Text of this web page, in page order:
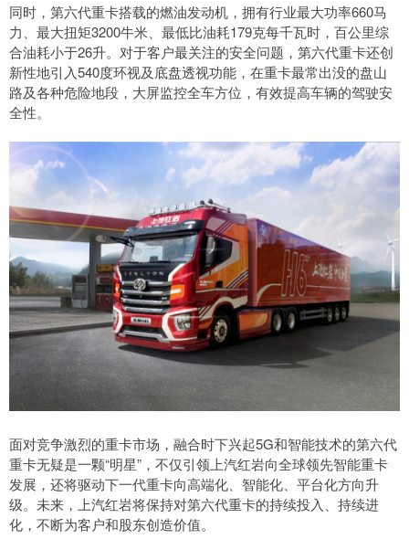
同时，第六代重卡搭载的燃油发动机，拥有行业最大功率660马
力、最大扭矩3200牛米、最低比油耗179克每千瓦时，百公里综
合油耗小于26升。对于客户最关注的安全问题，第六代重卡还创
新性地引入540度环视及底盘透视功能，在重卡最常出没的盘山
路及各种危险地段，大屏监控全车方位，有效提高车辆的驾驶安
全性。
面对竞争激烈的重卡市场，融合时下兴起5G和智能技术的第六代
重卡无疑是一颗“明星”，不仅引领上汽红岩向全球领先智能重卡
发展，还将驱动下一代重卡向高端化、智能化、平台化方向升
级。未来，上汽红岩将保持对第六代重卡的持续投入、持续进
化，不断为客户和股东创造价值。